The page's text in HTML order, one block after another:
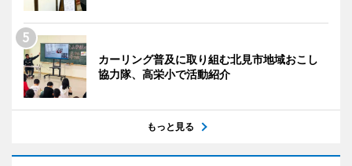
カーリング普及に取り組む北見市地域おこし
協力隊、高栄小で活動紹介
もっと見る